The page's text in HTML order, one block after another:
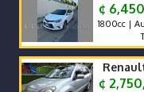
¢
1800cc |
¢